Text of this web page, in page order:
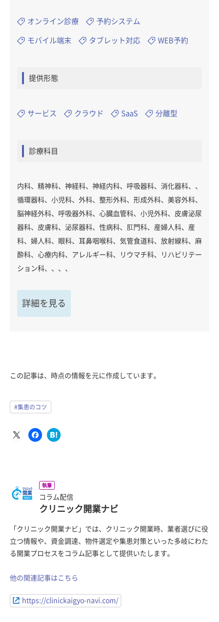
オンライン診療 予約システム
モバイル端末 タブレット対応 WEB予約
提供形態
サービス クラウド SaaS 分離型
診療科目
内科、精神科、神経科、神経内科、呼吸器科、消化器科、、
循環器科、小児科、外科、整形外科、形成外科、美容外科、
脳神経外科、呼吸器外科、心臓血管科、小児外科、皮膚泌尿
器科、皮膚科、泌尿器科、性病科、肛門科、産婦人科、産
科、婦人科、眼科、耳鼻咽喉科、気管食道科、放射線科、麻
酔科、心療内科、アレルギー科、リウマチ科、リハビリテー
ション科、、、、
詳細を見る
この記事は、時点の情報を元に作成しています。
#集患のコツ
執筆
コラム配信
クリニック開業ナビ
「クリニック開業ナビ」では、クリニック開業時、業者選びに役
立つ情報や、資金調達、物件選定や集患対策といった多岐にわた
る開業プロセスをコラム記事として提供いたします。
他の関連記事はこちら
https://clinickaigyo-navi.com/